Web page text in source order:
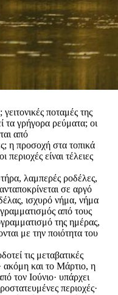
ποταμές της
τα γρήγορα ρεύματα; οι
από
η προσοχή στα τοπικά
περιοχές είναι τέλειες
λαμπερές ροδέλες,
σε αργό
ισχυρό νήμα, νήμα
από τους
της ημέρας,
με την ποιότητα του
τις μεταβατικές
ακόμη και το Μάρτιο, η
τον Ιούνιο· υπάρχει
περιοχές·